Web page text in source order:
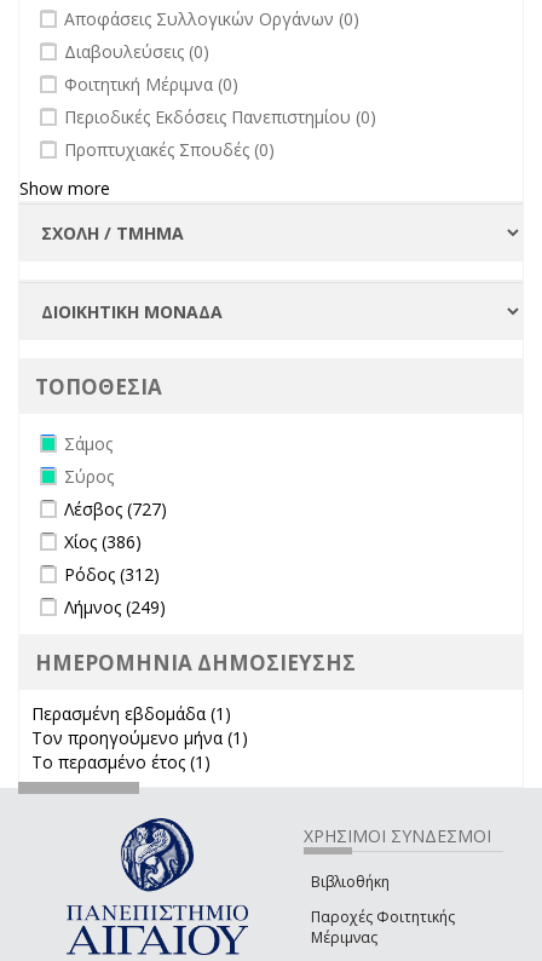
undefined
Αποφάσεις Συλλογικών Οργάνων (0)
undefined
Διαβουλεύσεις (0)
undefined
Φοιτητική Μέριμνα (0)
undefined
Περιοδικές Εκδόσεις Πανεπιστημίου (0)
undefined
Προπτυχιακές Σπουδές (0)
Show more
ΤΟΠΟΘΕΣΙΑ
Remove Σάμος filter
Σάμος
Remove Σύρος filter
Σύρος
Apply Λέσβος filter
Λέσβος (727)
Apply Χίος filter
Χίος (386)
Apply Ρόδος filter
Ρόδος (312)
Apply Λήμνος filter
Λήμνος (249)
ΗΜΕΡΟΜΗΝΙΑ ΔΗΜΟΣΙΕΥΣΗΣ
Περασμένη εβδομάδα (1)
Τον προηγούμενο μήνα (1)
Το περασμένο έτος (1)
ΧΡΗΣΙΜΟΙ ΣΥΝΔΕΣΜΟΙ
Βιβλιοθήκη
Παροχές Φοιτητικής
Μέριμνας